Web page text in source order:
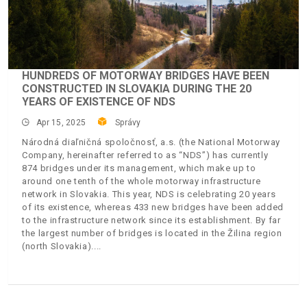
HUNDREDS OF MOTORWAY BRIDGES HAVE BEEN
CONSTRUCTED IN SLOVAKIA DURING THE 20
YEARS OF EXISTENCE OF NDS
Apr 15, 2025 Správy
Národná diaľničná spoločnosť, a.s. (the National Motorway
Company, hereinafter referred to as “NDS”) has currently
874 bridges under its management, which make up to
around one tenth of the whole motorway infrastructure
network in Slovakia. This year, NDS is celebrating 20 years
of its existence, whereas 433 new bridges have been added
to the infrastructure network since its establishment. By far
the largest number of bridges is located in the Žilina region
(north Slovakia).